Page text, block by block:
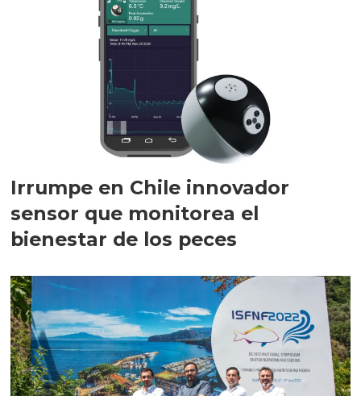
Irrumpe en Chile innovador
sensor que monitorea el
bienestar de los peces